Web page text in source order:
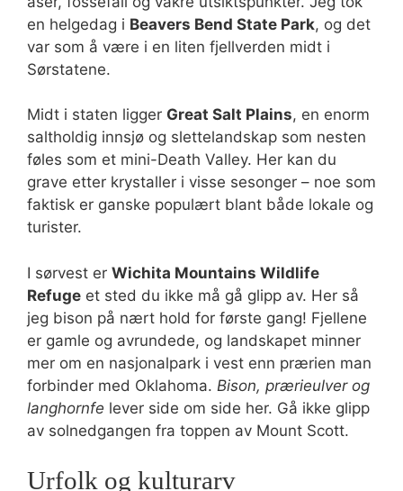
en helgedag i Beavers Bend State Park, og det
var som å være i en liten fjellverden midt i
Sørstatene.
Midt i staten ligger Great Salt Plains, en enorm
saltholdig innsjø og slettelandskap som nesten
føles som et mini-Death Valley. Her kan du
grave etter krystaller i visse sesonger – noe som
faktisk er ganske populært blant både lokale og
turister.
I sørvest er Wichita Mountains Wildlife
Refuge et sted du ikke må gå glipp av. Her så
jeg bison på nært hold for første gang! Fjellene
er gamle og avrundede, og landskapet minner
mer om en nasjonalpark i vest enn prærien man
forbinder med Oklahoma. Bison, prærieulver og
langhornfe lever side om side her. Gå ikke glipp
av solnedgangen fra toppen av Mount Scott.
Urfolk og kulturarv